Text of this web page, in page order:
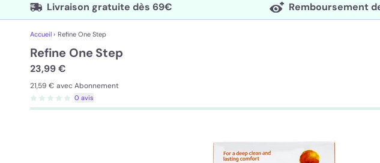
Livraison gratuite dès 69€ Remboursement
Accueil › Refine One Step
Refine One Step
23,99 €
21,59 € avec Abonnement
0 avis